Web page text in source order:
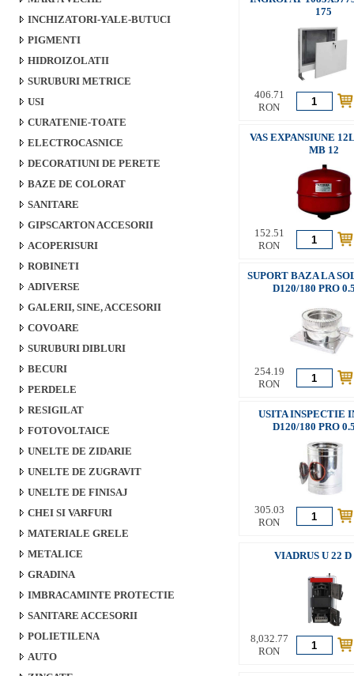
175
406.71
RON
VAS EXPANSIUNE
MB 12
152.51
RON
SUPORT BAZA LA
D120/180 PRO
254.19
RON
USITA INSPECTIE
D120/180 PRO
305.03
RON
VIADRUS U 22 D
8,032.77
RON
INCHIZATORI-YALE-BUTUCI
PIGMENTI
HIDROIZOLATII
SURUBURI METRICE
USI
CURATENIE-TOATE
ELECTROCASNICE
DECORATIUNI DE PERETE
BAZE DE COLORAT
SANITARE
GIPSCARTON ACCESORII
ACOPERISURI
ROBINETI
ADIVERSE
GALERII, SINE, ACCESORII
COVOARE
SURUBURI DIBLURI
BECURI
PERDELE
RESIGILAT
FOTOVOLTAICE
UNELTE DE ZIDARIE
UNELTE DE ZUGRAVIT
UNELTE DE FINISAJ
CHEI SI VARFURI
MATERIALE GRELE
METALICE
GRADINA
IMBRACAMINTE PROTECTIE
SANITARE ACCESORII
POLIETILENA
AUTO